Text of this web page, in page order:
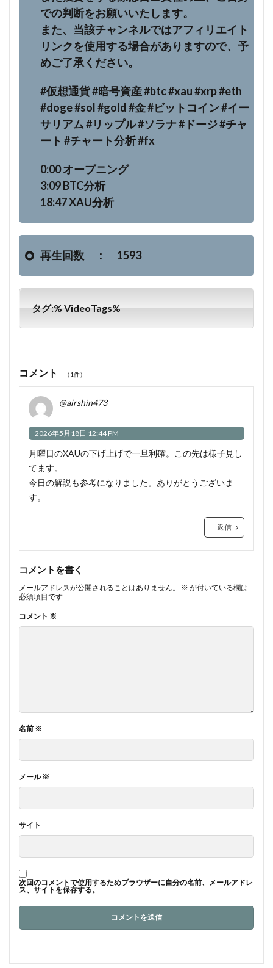
での判断をお願いいたします。
また、当該チャンネルではアフィリエイト
リンクを使用する場合がありますので、予
めご了承ください。
#仮想通貨 #暗号資産 #btc #xau #xrp #eth
#doge #sol #gold #金 #ビットコイン #イー
サリアム #リップル #ソラナ #ドージ #チャ
ート #チャート分析 #fx
0:00 オープニング
3:09 BTC分析
18:47 XAU分析
再生回数 ： 1593
タグ:% VideoTags%
コメント （1件）
@airshin473
2026年5月18日 12:44 PM
月曜日のXAUの下げ上げで一旦利確。この先は様子見し
てます。
今日の解説も参考になりました。ありがとうございま
す。
返信
コメントを書く
メールアドレスが公開されることはありません。 ※ が付いている欄は
必須項目です
コメント ※
名前 ※
メール※
サイト
次回のコメントで使用するためブラウザーに自分の名前、メールアドレ
ス、サイトを保存する。